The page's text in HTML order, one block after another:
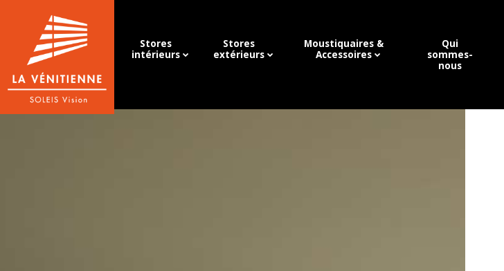
Stores
intérieurs
Stores
extérieurs
Moustiquaires &
Accessoires
Qui
sommes-
nous